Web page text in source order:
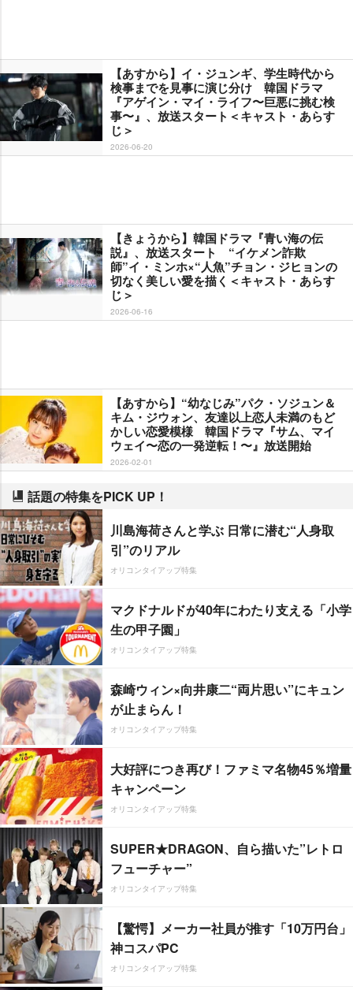
【あすから】イ・ジュンギ、学生時代から
検事までを見事に演じ分け 韓国ドラマ
『アゲイン・マイ・ライフ〜巨悪に挑む検
事〜』、放送スタート＜キャスト・あらす
じ＞
2026-06-20
【きょうから】韓国ドラマ『青い海の伝
説』、放送スタート “イケメン詐欺
師”イ・ミンホ×“人魚”チョン・ジヒョンの
切なく美しい愛を描く＜キャスト・あらす
じ＞
2026-06-16
【あすから】“幼なじみ”パク・ソジュン＆
キム・ジウォン、友達以上恋人未満のもど
かしい恋愛模様 韓国ドラマ『サム、マイ
ウェイ〜恋の一発逆転！〜』放送開始
2026-02-01
話題の特集をPICK UP！
川島海荷さんと学ぶ 日常に潜む“人身取
引”のリアル
オリコンタイアップ特集
マクドナルドが40年にわたり支える「小学
生の甲子園」
オリコンタイアップ特集
森崎ウィン×向井康二“両片思い”にキュン
が止まらん！
オリコンタイアップ特集
大好評につき再び！ファミマ名物45％増量
キャンペーン
オリコンタイアップ特集
SUPER★DRAGON、自ら描いた”レトロ
フューチャー”
オリコンタイアップ特集
【驚愕】メーカー社員が推す「10万円台」
神コスパPC
オリコンタイアップ特集